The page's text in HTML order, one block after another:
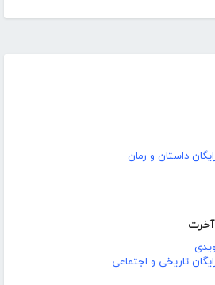
داستان و رمان
تاریخی و اجتماعی